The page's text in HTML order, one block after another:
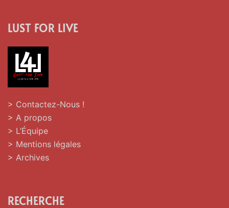
LUST FOR LIVE
> Contactez-Nous !
> A propos
> L’Équipe
> Mentions légales
> Archives
RECHERCHE